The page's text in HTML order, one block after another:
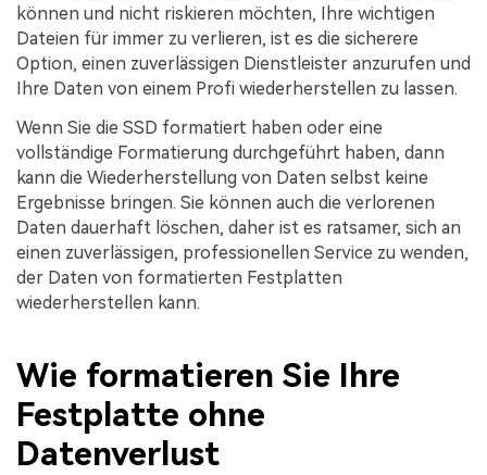
können und nicht riskieren möchten, Ihre wichtigen
Dateien für immer zu verlieren, ist es die sicherere
Option, einen zuverlässigen Dienstleister anzurufen und
Ihre Daten von einem Profi wiederherstellen zu lassen.
Wenn Sie die SSD formatiert haben oder eine
vollständige Formatierung durchgeführt haben, dann
kann die Wiederherstellung von Daten selbst keine
Ergebnisse bringen. Sie können auch die verlorenen
Daten dauerhaft löschen, daher ist es ratsamer, sich an
einen zuverlässigen, professionellen Service zu wenden,
der Daten von formatierten Festplatten
wiederherstellen kann.
Wie formatieren Sie Ihre
Festplatte ohne
Datenverlust